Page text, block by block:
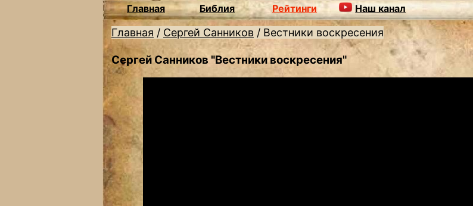
Главная Библия Рейтинги Наш канал
Главная / Сергей Санников / Вестники воскресения
Сергей Санников "Вестники воскресения"